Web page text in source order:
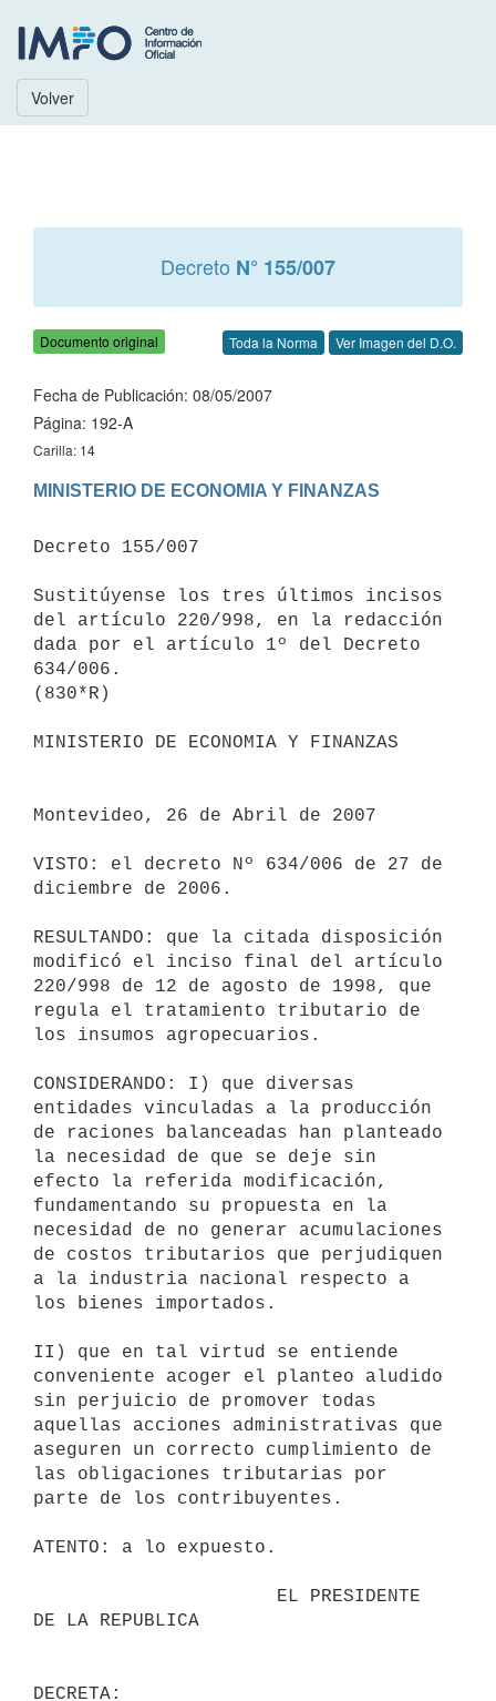
Volver
Decreto N° 155/007
Documento original Toda la Norma Ver Imagen del D.O.
Fecha de Publicación: 08/05/2007
Página: 192-A
Carilla: 14
Decreto 155/007
Sustitúyense los tres últimos incisos
del artículo 220/998, en la redacción
dada por el artículo 1º del Decreto
634/006.
(830*R)
MINISTERIO DE ECONOMIA Y FINANZAS
Montevideo, 26 de Abril de 2007
VISTO: el decreto Nº 634/006 de 27 de
diciembre de 2006.
RESULTANDO: que la citada disposición
modificó el inciso final del artículo
220/998 de 12 de agosto de 1998, que
regula el tratamiento tributario de
los insumos agropecuarios.
CONSIDERANDO: I) que diversas
entidades vinculadas a la producción
de raciones balanceadas han planteado
la necesidad de que se deje sin
efecto la referida modificación,
fundamentando su propuesta en la
necesidad de no generar acumulaciones
de costos tributarios que perjudiquen
a la industria nacional respecto a
los bienes importados.
II) que en tal virtud se entiende
conveniente acoger el planteo aludido
sin perjuicio de promover todas
aquellas acciones administrativas que
aseguren un correcto cumplimiento de
las obligaciones tributarias por
parte de los contribuyentes.
ATENTO: a lo expuesto.
DE LA REPUBLICA